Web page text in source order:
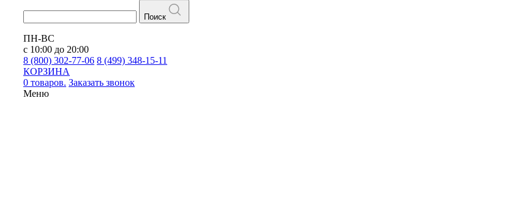
Поиск
ПН-ВС
с 10:00 до 20:00
8 (800) 302-77-06 8 (499) 348-15-11
КОРЗИНА
0 товаров. Заказать звонок
Меню